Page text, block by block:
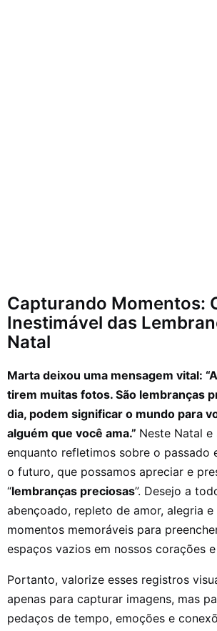
Capturando Momentos:
Inestimável das
Natal
Marta deixou uma mensagem vital:
tirem muitas fotos. São lembranças
dia, podem significar o mundo para
alguém que você ama.” Neste Natal e
enquanto refletimos sobre o passado
o futuro, que possamos apreciar e
“lembranças preciosas”. Desejo a
abençoado, repleto de amor, alegria e
momentos memoráveis para
espaços vazios em nossos corações
Portanto, valorize esses registros
apenas para capturar imagens, mas
pedaços de tempo, emoções e